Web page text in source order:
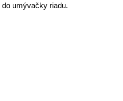
do umývačky riadu.